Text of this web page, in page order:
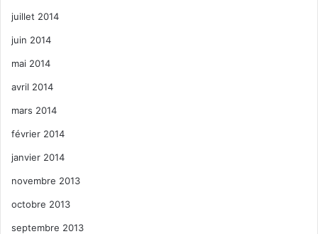
juillet 2014
juin 2014
mai 2014
avril 2014
mars 2014
février 2014
janvier 2014
novembre 2013
octobre 2013
septembre 2013